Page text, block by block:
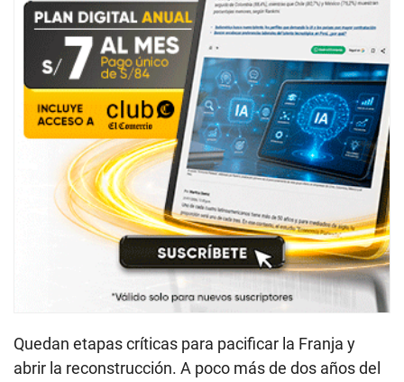
Quedan etapas críticas para pacificar la Franja y
abrir la reconstrucción. A poco más de dos años del